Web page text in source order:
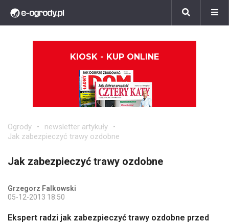
KIOSK - KUP ONLINE
Ogrody
newsletter artykuły
Jak zabezpieczyć trawy ozdobne
Jak zabezpieczyć trawy ozdobne
Grzegorz Falkowski
05-12-2013 18:50
Ekspert radzi jak zabezpieczyć trawy ozdobne przed